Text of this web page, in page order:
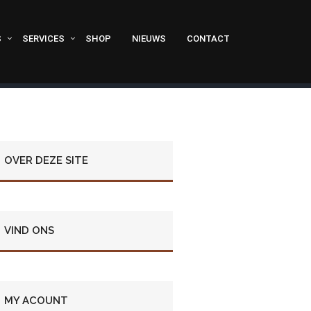
SERVICES SHOP NIEUWS CONTACT
OVER DEZE SITE
VIND ONS
MY ACOUNT